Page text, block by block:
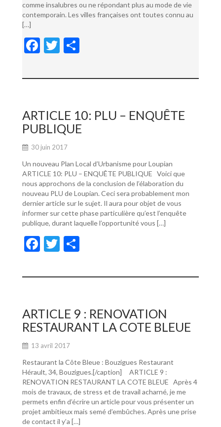
comme insalubres ou ne répondant plus au mode de vie
contemporain. Les villes françaises ont toutes connu au
[…]
F
e
o
o
k
T
itt ta
er
ARTICLE 10: PLU – ENQUÊTE
PUBLIQUE
30 juin 2017
Un nouveau Plan Local d’Urbanisme pour Loupian
ARTICLE 10: PLU – ENQUÊTE PUBLIQUE Voici que
nous approchons de la conclusion de l’élaboration du
nouveau PLU de Loupian. Ceci sera probablement mon
dernier article sur le sujet. Il aura pour objet de vous
informer sur cette phase particulière qu’est l’enquête
publique, durant laquelle l’opportunité vous […]
F
e
o
o
k
T
itt ta
er
ARTICLE 9 : RENOVATION
RESTAURANT LA COTE BLEUE
13 avril 2017
Restaurant la Côte Bleue : Bouzigues Restaurant
Hérault, 34, Bouzigues.[/caption] ARTICLE 9 :
RENOVATION RESTAURANT LA COTE BLEUE Après 4
mois de travaux, de stress et de travail acharné, je me
permets enfin d’écrire un article pour vous présenter un
projet ambitieux mais semé d’embûches. Après une prise
de contact il y’a […]